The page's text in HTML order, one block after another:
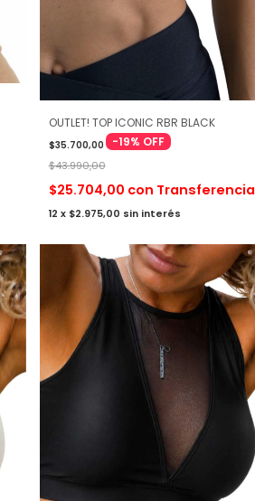
OUTLET! TOP ICONIC RBR BLACK
$35.700,00 -19% OFF
$43.990,00
$25.704,00 con Transferencia
12 x $2.975,00 sin interés